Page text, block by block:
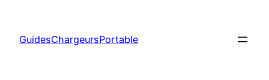
contenu
GuidesChargeursPortable